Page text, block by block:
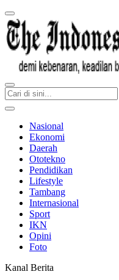
Nasional
Ekonomi
Daerah
Ototekno
Pendidikan
Lifestyle
Tambang
Internasional
Sport
IKN
Opini
Foto
Kanal Berita